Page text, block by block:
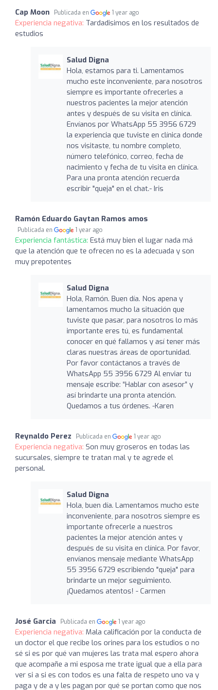
Cap Moon Publicada en 1 year ago
Experiencia negativa: Tardadisimos en los resultados de
estudios
Salud Digna
Hola, estamos para ti. Lamentamos
mucho este inconveniente, para nosotros
siempre es importante ofrecerles a
nuestros pacientes la mejor atención
antes y después de su visita en clínica.
Envíanos por WhatsApp 55 3956 6729
la experiencia que tuviste en clínica donde
nos visitaste, tu nombre completo,
número telefónico, correo, fecha de
nacimiento y fecha de tu visita en clínica.
Para una pronta atención recuerda
escribir "queja" en el chat.- Iris
Ramón Eduardo Gaytan Ramos amos
Publicada en 1 year ago
Experiencia fantástica: Está muy bien el lugar nada má
que la atención que te ofrecen no es la adecuada y son
muy prepotentes
Salud Digna
Hola, Ramón. Buen día. Nos apena y
lamentamos mucho la situación que
tuviste que pasar, para nosotros lo más
importante eres tú, es fundamental
conocer en qué fallamos y así tener más
claras nuestras áreas de oportunidad.
Por favor contáctanos a través de
WhatsApp 55 3956 6729 Al enviar tu
mensaje escribe: “Hablar con asesor” y
así brindarte una pronta atención.
Quedamos a tus órdenes. -Karen
Reynaldo Perez Publicada en 1 year ago
Experiencia negativa: Son muy groseros en todas las
sucursales, siempre te tratan mal y te agrede el
personal.
Salud Digna
Hola, buen día. Lamentamos mucho este
inconveniente, para nosotros siempre es
importante ofrecerle a nuestros
pacientes la mejor atención antes y
después de su visita en clínica. Por favor,
envíanos mensaje mediante WhatsApp
55 3956 6729 escribiendo "queja" para
brindarte un mejor seguimiento.
¡Quedamos atentos! - Carmen
José Garcia Publicada en 1 year ago
Experiencia negativa: Mala calificación por la conducta de
un doctor el que recibe los orines para los estudios o no
sé si es por qué van mujeres las trata mal espero ahora
que acompañe a mi esposa me trate igual que a ella para
ver si a si es con todos es una falta de respeto uno va y
paga y de a y les pagan por qué se portan como que nos